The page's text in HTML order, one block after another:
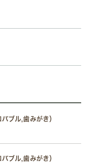
ブル,歯みがき）
ブル,歯みがき）